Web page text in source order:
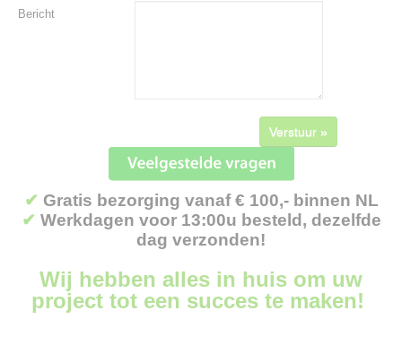
Bericht
Verstuur »
✔ Gratis bezorging vanaf € 100,- binnen NL
✔ Werkdagen voor 13:00u besteld, dezelfde
dag verzonden!
Wij hebben alles in huis om uw
project tot een succes te maken!